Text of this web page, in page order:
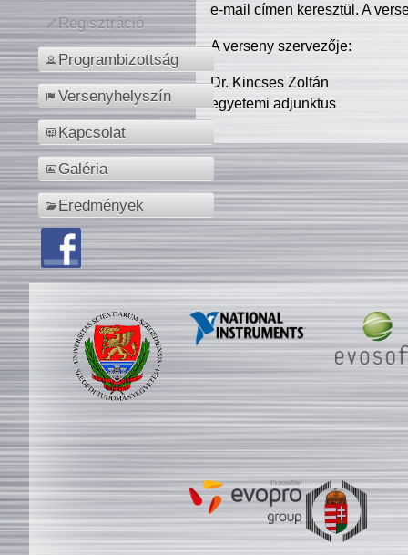
Regisztráció
Programbizottság
Versenyhelyszín
Kapcsolat
Galéria
Eredmények
e-mail címen keresztül. A
A verseny szervezője:
Dr. Kincses Zoltán
egyetemi adjunktus